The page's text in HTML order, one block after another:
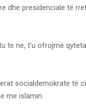
dhe presidenciale të
te ne, t’u ofrojmë
socialdemokrate të
me islamin.